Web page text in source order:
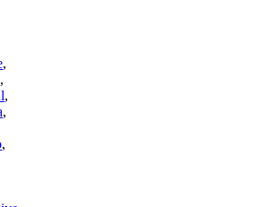
,
,
,
,
,